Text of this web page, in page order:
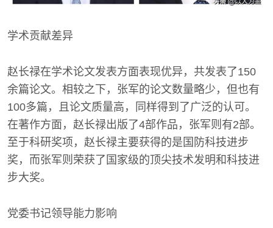
学术贡献差异
赵长禄在学术论文发表方面表现优异，共发表了150
余篇论文。相较之下，张军的论文数量略少，但也有
100多篇，且论文质量高，同样得到了广泛的认可。
在著作方面，赵长禄出版了4部作品，张军则有2部。
至于科研奖项，赵长禄主要获得的是国防科技进步
奖，而张军则荣获了国家级的顶尖技术发明和科技进
步大奖。
党委书记领导能力影响